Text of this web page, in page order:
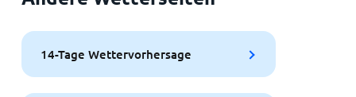
14-Tage Wettervorhersage